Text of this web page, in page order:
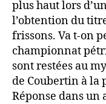
plus haut lors
l’obtention du
frissons. Va t-on
championnat
sont restées au
de Coubertin à la
Réponse dans un